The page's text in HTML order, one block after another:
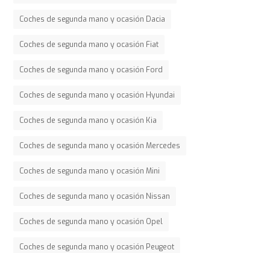
Coches de segunda mano y ocasión Dacia
Coches de segunda mano y ocasión Fiat
Coches de segunda mano y ocasión Ford
Coches de segunda mano y ocasión Hyundai
Coches de segunda mano y ocasión Kia
Coches de segunda mano y ocasión Mercedes
Coches de segunda mano y ocasión Mini
Coches de segunda mano y ocasión Nissan
Coches de segunda mano y ocasión Opel
Coches de segunda mano y ocasión Peugeot